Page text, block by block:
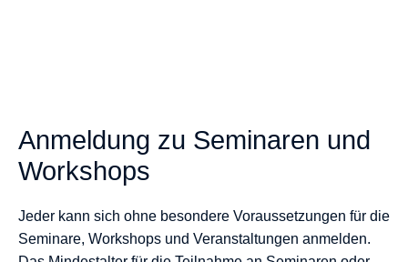
Anmeldung zu Seminaren und
Workshops
Jeder kann sich ohne besondere Voraussetzungen für die
Seminare, Workshops und Veranstaltungen anmelden.